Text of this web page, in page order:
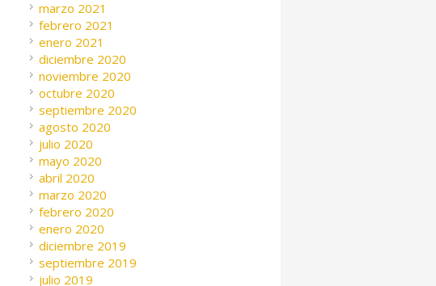
marzo 2021
febrero 2021
enero 2021
diciembre 2020
noviembre 2020
octubre 2020
septiembre 2020
agosto 2020
julio 2020
mayo 2020
abril 2020
marzo 2020
febrero 2020
enero 2020
diciembre 2019
septiembre 2019
julio 2019